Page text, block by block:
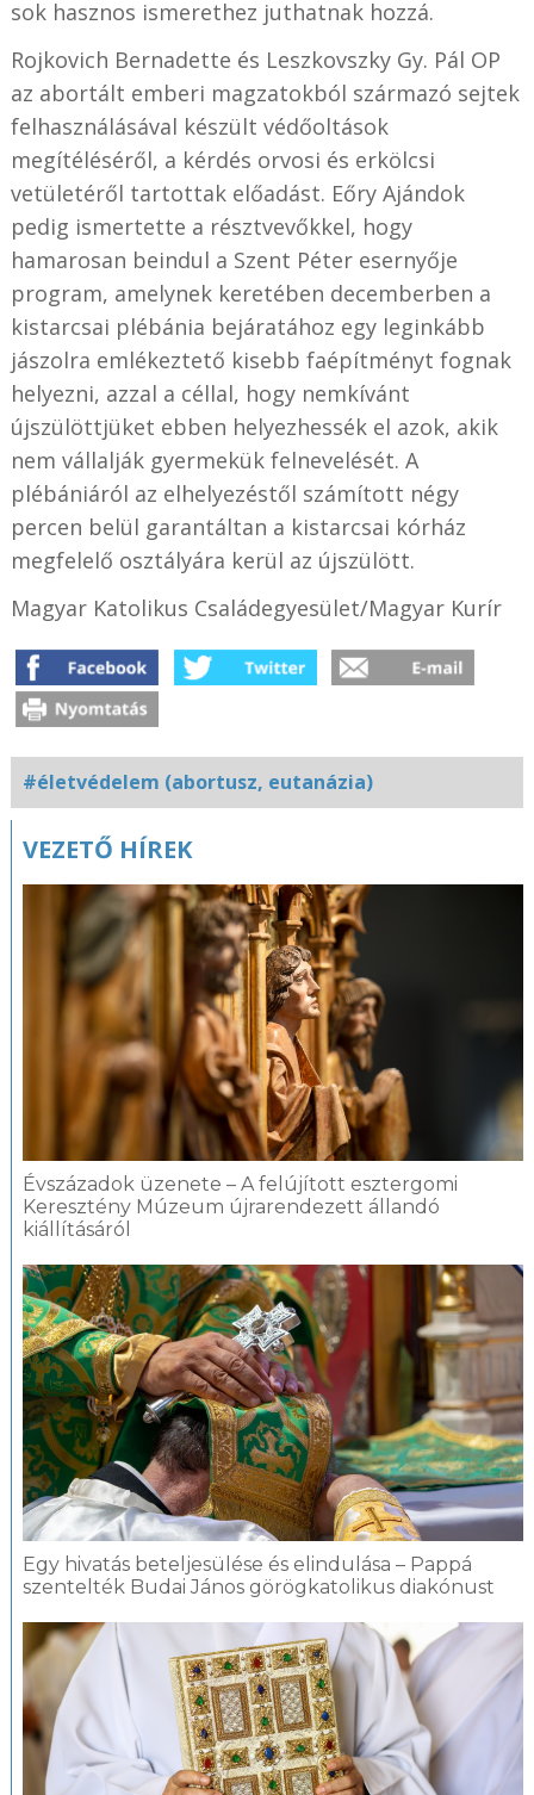
sok hasznos ismerethez juthatnak hozzá.
Rojkovich Bernadette és Leszkovszky Gy. Pál OP
az abortált emberi magzatokból származó sejtek
felhasználásával készült védőoltások
megítéléséről, a kérdés orvosi és erkölcsi
vetületéről tartottak előadást. Eőry Ajándok
pedig ismertette a résztvevőkkel, hogy
hamarosan beindul a Szent Péter esernyője
program, amelynek keretében decemberben a
kistarcsai plébánia bejáratához egy leginkább
jászolra emlékeztető kisebb faépítményt fognak
helyezni, azzal a céllal, hogy nemkívánt
újszülöttjüket ebben helyezhessék el azok, akik
nem vállalják gyermekük felnevelését. A
plébániáról az elhelyezéstől számított négy
percen belül garantáltan a kistarcsai kórház
megfelelő osztályára kerül az újszülött.
Magyar Katolikus Családegyesület/Magyar Kurír
#életvédelem (abortusz, eutanázia)
VEZETŐ HÍREK
Évszázadok üzenete – A felújított esztergomi
Keresztény Múzeum újrarendezett állandó
kiállításáról
Egy hivatás beteljesülése és elindulása – Pappá
szentelték Budai János görögkatolikus diakónust